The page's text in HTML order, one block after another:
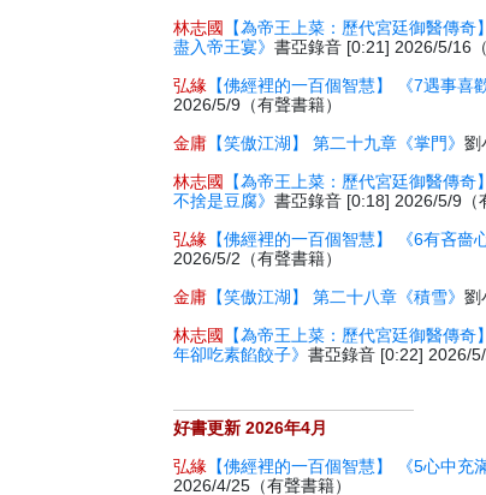
林志國
【為帝王上菜：歷代宮廷御醫傳
盡入帝王宴》書亞錄音 [0:21] 2026/5/16（
弘緣 【佛經裡的一百個智慧】 《7遇事喜
2026/5/9（有聲書籍）
金庸 【笑傲江湖】 第二十九章《掌門》劉
林志國
【為帝王上菜：歷代宮廷御醫傳
不捨是豆腐》書亞錄音 [0:18] 2026/5/9（
弘緣 【佛經裡的一百個智慧】 《6有吝嗇
2026/5/2（有聲書籍）
金庸 【笑傲江湖】 第二十八章《積雪》劉
林志國
【為帝王上菜：歷代宮廷御醫傳
年卻吃素餡餃子》書亞錄音 [0:22] 2026/5/
好書更新 2026年4月
弘緣 【佛經裡的一百個智慧】 《5心中充
2026/4/25（有聲書籍）